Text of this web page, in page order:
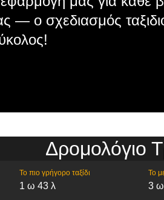
— ο σχεδιασμός
Δρομολόγιο
Το πιο γρήγορο ταξίδι
1 ω 43 λ
Το
3